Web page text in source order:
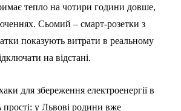
тепло на чотири години довше,
Сьомий – смарт-розетки з
показують витрати в реальному
на відстані.
для збереження електроенергії в
прості: у Львові родини вже